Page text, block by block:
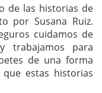
de las historias de
por Susana Ruiz.
cuidamos de
y trabajamos para
de una forma
estas historias